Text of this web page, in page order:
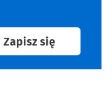
Zapisz sięna